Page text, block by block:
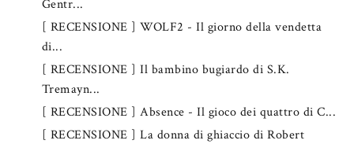
Gentr...
[ RECENSIONE ] WOLF2 - Il giorno della vendetta
di...
[ RECENSIONE ] Il bambino bugiardo di S.K.
Tremayn...
[ RECENSIONE ] Absence - Il gioco dei quattro di C...
[ RECENSIONE ] La donna di ghiaccio di Robert